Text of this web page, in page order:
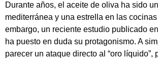
Durante años, el aceite de oliva ha sido
mediterránea y una estrella en las
embargo, un reciente estudio publicado
ha puesto en duda su protagonismo. A
parecer un ataque directo al “oro líquido”,